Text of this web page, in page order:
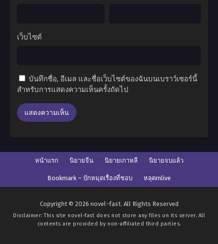
เว็บไซต์
บันทึกชื่อ, อีเมล และชื่อเว็บไซต์ของฉันบนเบราว์เซอร์นี้
สำหรับการแสดงความเห็นครั้งถัดไป
หน้าแรก นิยายจีน นิยายเกาหลี นิยายจบแล้ว
Bookmark – ปักหมุดเรื่องที่ชอบ หลุดmlive
Copyright © 2026 novel-fast. All Rights Reserved
Disclaimer: This site novel-fast does not store any files on its server. All
contents are provided by non-affiliated third parties.